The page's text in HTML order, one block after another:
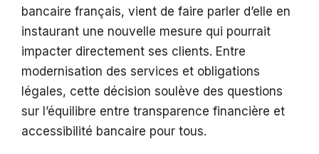
bancaire français, vient de faire parler d’elle en
instaurant une nouvelle mesure qui pourrait
impacter directement ses clients. Entre
modernisation des services et obligations
légales, cette décision soulève des questions
sur l’équilibre entre transparence financière et
accessibilité bancaire pour tous.